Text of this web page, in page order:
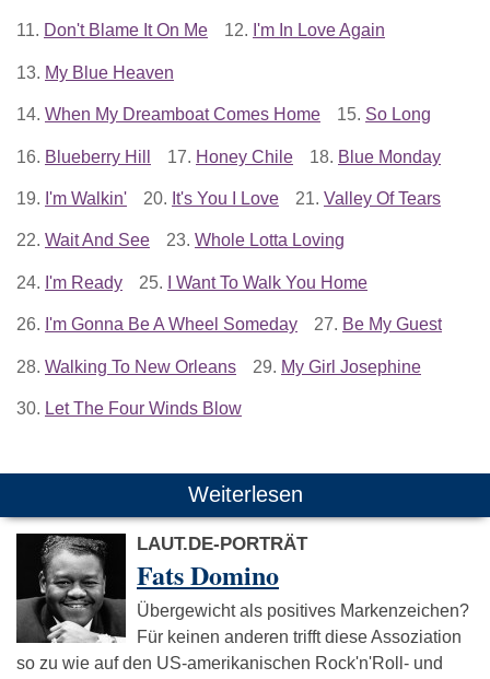
11. Don't Blame It On Me 12. I'm In Love Again
13. My Blue Heaven
14. When My Dreamboat Comes Home 15. So Long
16. Blueberry Hill 17. Honey Chile 18. Blue Monday
19. I'm Walkin' 20. It's You I Love 21. Valley Of Tears
22. Wait And See 23. Whole Lotta Loving
24. I'm Ready 25. I Want To Walk You Home
26. I'm Gonna Be A Wheel Someday 27. Be My Guest
28. Walking To New Orleans 29. My Girl Josephine
30. Let The Four Winds Blow
Weiterlesen
LAUT.DE-PORTRÄT
Fats Domino
Übergewicht als positives Markenzeichen?
Für keinen anderen trifft diese Assoziation
so zu wie auf den US-amerikanischen Rock'n'Roll- und